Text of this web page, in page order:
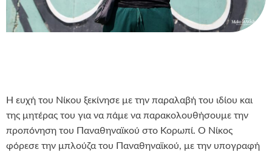
Η ευχή του Νίκου ξεκίνησε με την παραλαβή του ιδίου και
της μητέρας του για να πάμε να παρακολουθήσουμε την
προπόνηση του Παναθηναϊκού στο Κορωπί. Ο Νίκος
φόρεσε την μπλούζα του Παναθηναϊκού, με την υπογραφή